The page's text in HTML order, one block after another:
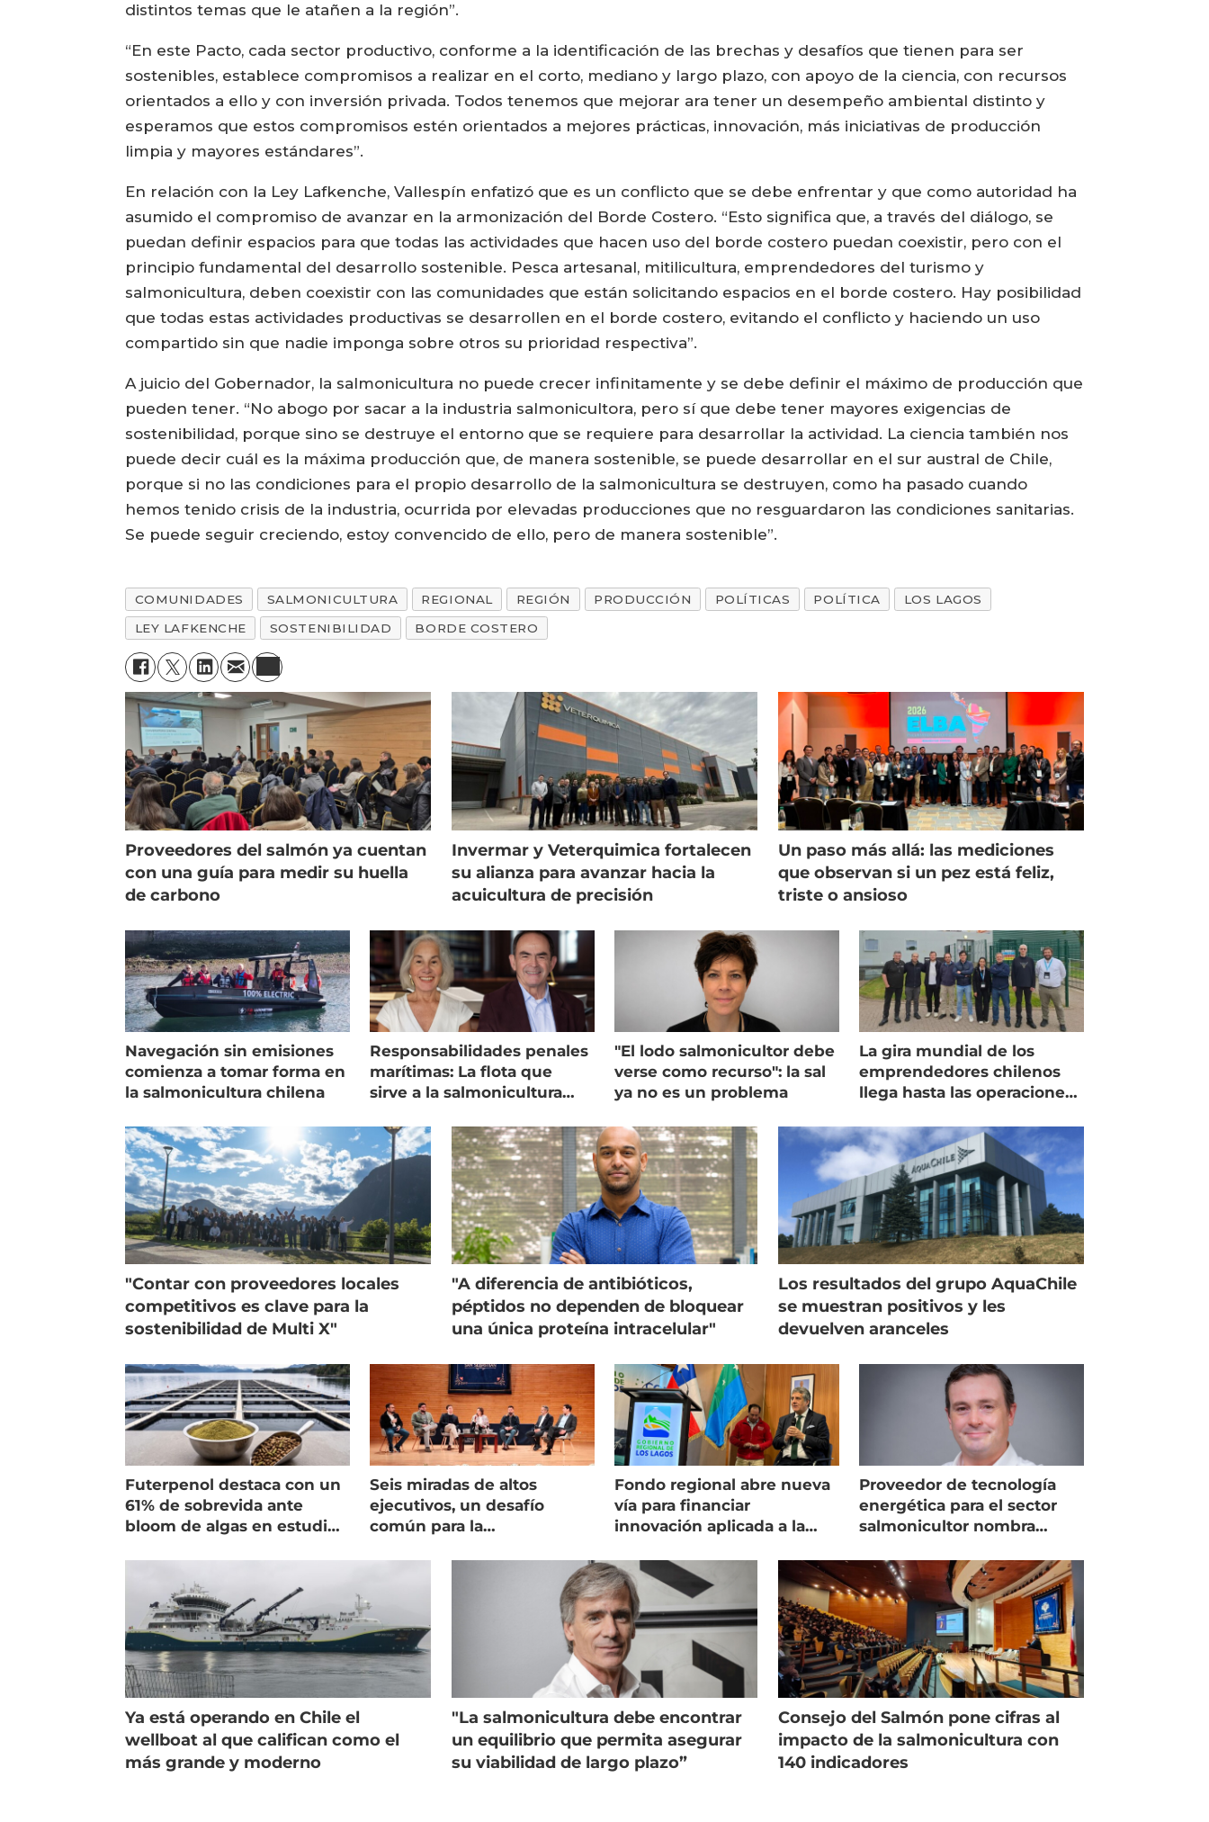
distintos temas que le atañen a la región”.
“En este Pacto, cada sector productivo, conforme a la identificación de las brechas y desafíos que tienen para ser
sostenibles, establece compromisos a realizar en el corto, mediano y largo plazo, con apoyo de la ciencia, con recursos
orientados a ello y con inversión privada. Todos tenemos que mejorar ara tener un desempeño ambiental distinto y
esperamos que estos compromisos estén orientados a mejores prácticas, innovación, más iniciativas de producción
limpia y mayores estándares”.
En relación con la Ley Lafkenche, Vallespín enfatizó que es un conflicto que se debe enfrentar y que como autoridad ha
asumido el compromiso de avanzar en la armonización del Borde Costero. “Esto significa que, a través del diálogo, se
puedan definir espacios para que todas las actividades que hacen uso del borde costero puedan coexistir, pero con el
principio fundamental del desarrollo sostenible. Pesca artesanal, mitilicultura, emprendedores del turismo y
salmonicultura, deben coexistir con las comunidades que están solicitando espacios en el borde costero. Hay posibilidad
que todas estas actividades productivas se desarrollen en el borde costero, evitando el conflicto y haciendo un uso
compartido sin que nadie imponga sobre otros su prioridad respectiva”.
A juicio del Gobernador, la salmonicultura no puede crecer infinitamente y se debe definir el máximo de producción que
pueden tener. “No abogo por sacar a la industria salmonicultora, pero sí que debe tener mayores exigencias de
sostenibilidad, porque sino se destruye el entorno que se requiere para desarrollar la actividad. La ciencia también nos
puede decir cuál es la máxima producción que, de manera sostenible, se puede desarrollar en el sur austral de Chile,
porque si no las condiciones para el propio desarrollo de la salmonicultura se destruyen, como ha pasado cuando
hemos tenido crisis de la industria, ocurrida por elevadas producciones que no resguardaron las condiciones sanitarias.
Se puede seguir creciendo, estoy convencido de ello, pero de manera sostenible”.
COMUNIDADES SALMONICULTURA REGIONAL REGIÓN PRODUCCIÓN POLÍTICAS POLÍTICA
LOS LAGOS
LEY LAFKENCHE
SOSTENIBILIDAD BORDE COSTERO
Proveedores del salmón ya cuentan
con una guía para medir su huella
de carbono
Invermar y Veterquimica fortalecen
su alianza para avanzar hacia la
acuicultura de precisión
Un paso más allá: las mediciones
que observan si un pez está feliz,
triste o ansioso
Navegación sin emisiones
comienza a tomar forma en
la salmonicultura chilena
Responsabilidades penales
marítimas: La flota que
sirve a la salmonicultura
"El lodo salmonicultor debe
verse como recurso": la sal
ya no es un problema
La gira mundial de los
emprendedores chilenos
llega hasta las operaciones
"Contar con proveedores locales
competitivos es clave para la
sostenibilidad de Multi X"
"A diferencia de antibióticos,
péptidos no dependen de bloquear
una única proteína intracelular"
Los resultados del grupo AquaChile
se muestran positivos y les
devuelven aranceles
Futerpenol destaca con un
61% de sobrevida ante
bloom de algas en estudio
Seis miradas de altos
ejecutivos, un desafío
común para la
Fondo regional abre nueva
vía para financiar
innovación aplicada a la
Proveedor de tecnología
energética para el sector
salmonicultor nombra
Ya está operando en Chile el
wellboat al que califican como el
más grande y moderno
"La salmonicultura debe encontrar
un equilibrio que permita asegurar
su viabilidad de largo plazo”
Consejo del Salmón pone cifras al
impacto de la salmonicultura con
140 indicadores